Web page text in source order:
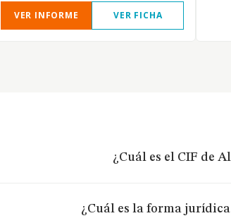
VER INFORME VER FICHA
¿Cuál es el CIF de
¿Cuál es la forma